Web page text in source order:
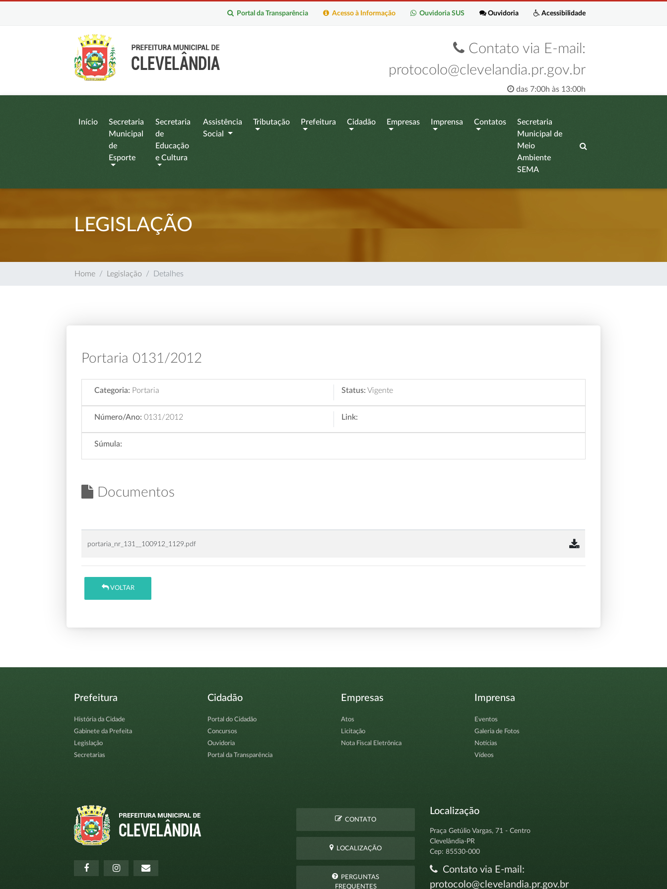
Acessibilidade
Ouvidoria
Ouvidoria SUS
Acesso à Informação
Portal da Transparência
Contato via E-mail:
protocolo@clevelandia.pr.gov.br
das 7:00h às 13:00h
Início
Secretaria
Municipal
de
Esporte
Secretaria
de
Educação
e Cultura
Assistência
Social
Tributação Prefeitura Cidadão Empresas Imprensa Contatos
Secretaria
Municipal de
Meio
Ambiente
SEMA
LEGISLAÇÃO
Home Legislação Detalhes
Portaria 0131/2012
Categoria: Portaria Status: Vigente
Número/Ano: 0131/2012 Link:
Súmula:
Documentos
portaria_nr_131__100912_1129.pdf
VOLTAR
Prefeitura
História da Cidade
Gabinete da Prefeita
Legislação
Secretarias
Cidadão
Portal do Cidadão
Concursos
Ouvidoria
Portal da Transparência
Empresas
Atos
Licitação
Nota Fiscal Eletrônica
Imprensa
Eventos
Galeria de Fotos
Notícias
Vídeos
CONTATO
LOCALIZAÇÃO
PERGUNTAS
FREQUENTES
Localização
Praça Getúlio Vargas, 71 - Centro
Clevelândia-PR
Cep: 85530-000
Contato via E-mail:
protocolo@clevelandia.pr.gov.br